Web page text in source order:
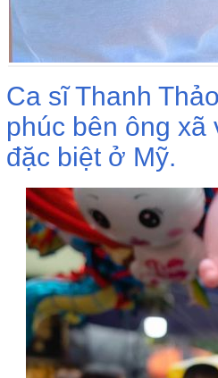
Ca sĩ Thanh
phúc bên ông
đặc biệt ở Mỹ.